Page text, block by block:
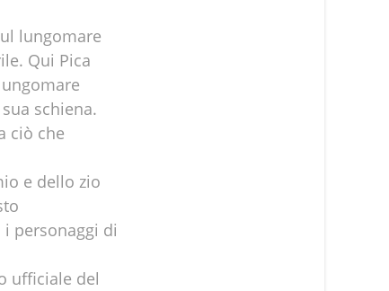
lungomare
Qui Pica
schiena.
ciò che
e dello zio
personaggi di
ufficiale del